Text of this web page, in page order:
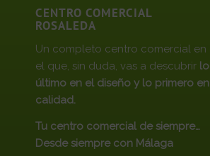
CENTRO COMERCIAL
ROSALEDA
Un completo centro comercial en
el que, sin duda, vas a descubrir lo
último en el diseño y lo primero en
calidad.
Tu centro comercial de siempre…
Desde siempre con Málaga